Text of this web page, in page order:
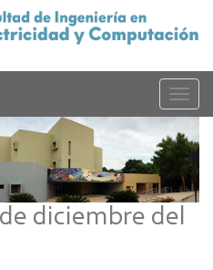
Toggle
diciembre del